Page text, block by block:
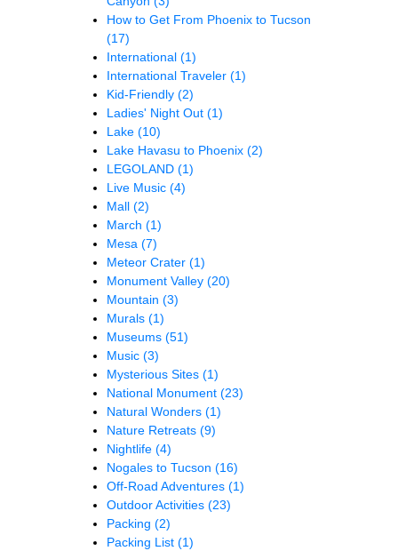
How to Get From Phoenix to Tucson
(17)
International (1)
International Traveler (1)
Kid-Friendly (2)
Ladies' Night Out (1)
Lake (10)
Lake Havasu to Phoenix (2)
LEGOLAND (1)
Live Music (4)
Mall (2)
March (1)
Mesa (7)
Meteor Crater (1)
Monument Valley (20)
Mountain (3)
Murals (1)
Museums (51)
Music (3)
Mysterious Sites (1)
National Monument (23)
Natural Wonders (1)
Nature Retreats (9)
Nightlife (4)
Nogales to Tucson (16)
Off-Road Adventures (1)
Outdoor Activities (23)
Packing (2)
Packing List (1)